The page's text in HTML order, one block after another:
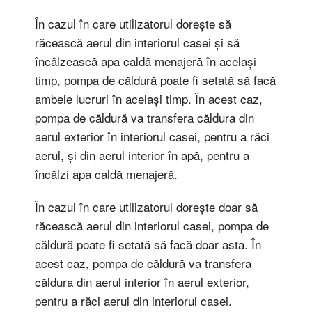
În cazul în care utilizatorul dorește să
răcească aerul din interiorul casei și să
încălzească apa caldă menajeră în același
timp, pompa de căldură poate fi setată să facă
ambele lucruri în același timp. În acest caz,
pompa de căldură va transfera căldura din
aerul exterior în interiorul casei, pentru a răci
aerul, și din aerul interior în apă, pentru a
încălzi apa caldă menajeră.
În cazul în care utilizatorul dorește doar să
răcească aerul din interiorul casei, pompa de
căldură poate fi setată să facă doar asta. În
acest caz, pompa de căldură va transfera
căldura din aerul interior în aerul exterior,
pentru a răci aerul din interiorul casei.